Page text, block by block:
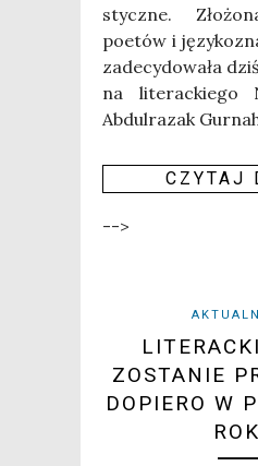
stycz­ne.
poetów i
zade­cy­do­wa­ła
na lite­rac­kie­go
Abdul­ra­zak
CZY­TAJ
-->
ZOSTANIE
DOPIERO W